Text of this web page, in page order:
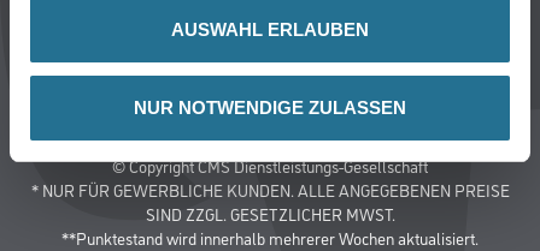
AUSWAHL ERLAUBEN
NUR NOTWENDIGE ZULASSEN
© Copyright CMS Dienstleistungs-Gesellschaft
* NUR FÜR GEWERBLICHE KUNDEN. ALLE ANGEGEBENEN PREISE
SIND ZZGL. GESETZLICHER MWST.
**Punktestand wird innerhalb mehrerer Wochen aktualisiert.